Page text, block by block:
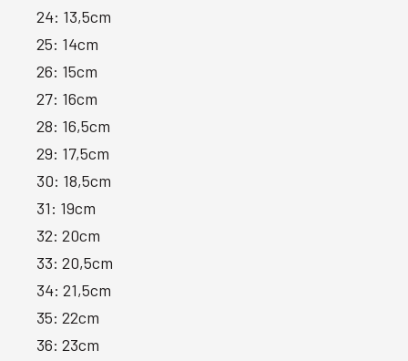
24: 13,5cm
25: 14cm
26: 15cm
27: 16cm
28: 16,5cm
29: 17,5cm
30: 18,5cm
31: 19cm
32: 20cm
33: 20,5cm
34: 21,5cm
35: 22cm
36: 23cm